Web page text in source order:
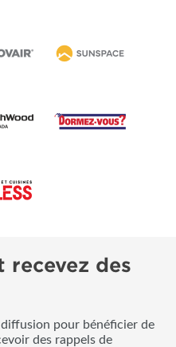
recevez des
pour bénéficier de
des rappels de